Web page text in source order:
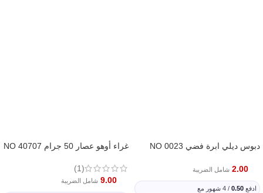
دبوس ديلي ابرة فضي NO 0023
2.00 شامل الضريبة
ادفع 0.50 / 4 شهور مع
غراء أوهو عصار 50 جرام NO 40707
(1)
9.00 شامل الضريبة